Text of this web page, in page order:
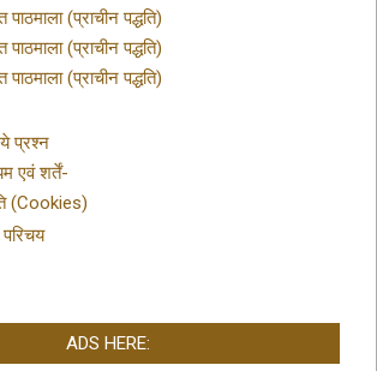
(प्राचीन पद्धति)
(प्राचीन पद्धति)
(प्राचीन पद्धति)
प्रश्न
एवं शर्तें-
(Cookies)
ADS HERE: